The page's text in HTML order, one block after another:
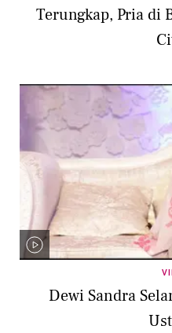
Terungkap, Pria di
Dewi Sandra